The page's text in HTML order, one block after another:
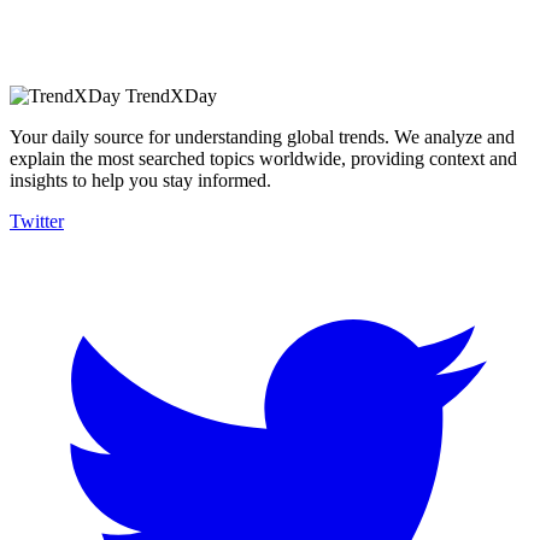
TrendXDay
Your daily source for understanding global trends. We analyze and
explain the most searched topics worldwide, providing context and
insights to help you stay informed.
Twitter